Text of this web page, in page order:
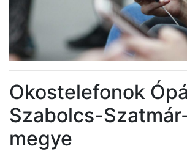
Okostelefonok
Szabolcs-
megye